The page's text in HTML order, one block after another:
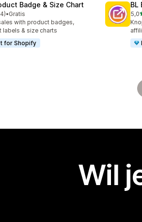
Badge & Size Chart
sterren
in totaal
•Gratis
with product badges,
labels & size charts
for Shopify
BL
5,0
18
Wil